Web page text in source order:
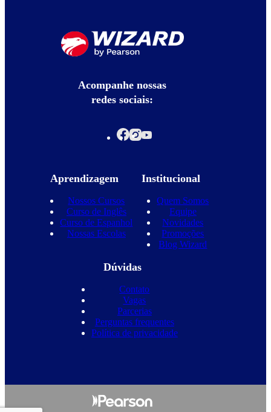
Acompanhe nossas
redes sociais:
Aprendizagem
Nossos Cursos
Curso de Inglês
Curso de Espanhol
Nossas Escolas
Institucional
Quem Somos
Equipe
Novidades
Promoções
Blog Wizard
Dúvidas
Contato
Vagas
Parcerias
Perguntas frequentes
Política de privacidade